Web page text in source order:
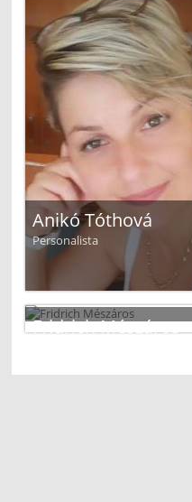
Anikó Tóthová
Personalista
Fridrich Mészáros